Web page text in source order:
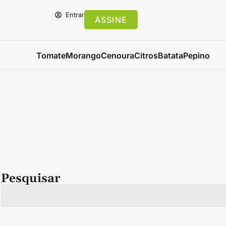
Entrar ASSINE
TomateMorangoCenouraCitrosBatataPepino
Pesquisar